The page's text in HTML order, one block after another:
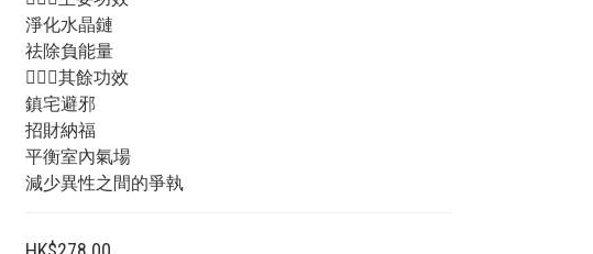
淨化水晶鏈
祛除負能量
💁🏻‍♂️其餘功效
鎮宅避邪
招財納福
平衡室內氣場
減少異性之間的爭執